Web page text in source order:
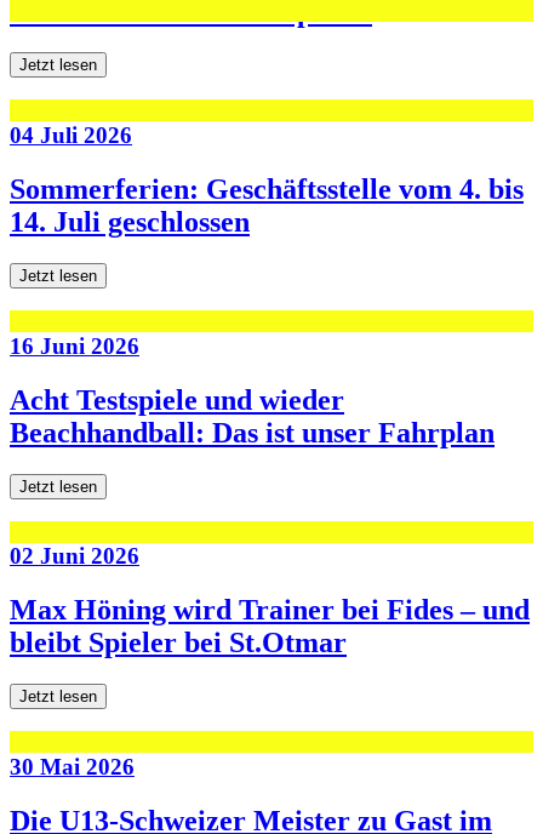
Jetzt lesen
04 Juli 2026
Sommerferien: Geschäftsstelle vom 4. bis
14. Juli geschlossen
Jetzt lesen
16 Juni 2026
Acht Testspiele und wieder
Beachhandball: Das ist unser Fahrplan
Jetzt lesen
02 Juni 2026
Max Höning wird Trainer bei Fides – und
bleibt Spieler bei St.Otmar
Jetzt lesen
30 Mai 2026
Die U13-Schweizer Meister zu Gast im